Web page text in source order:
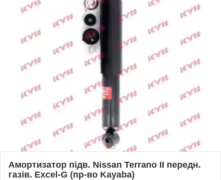
Амортизатор підв. Nissan Terrano II передн.
газів. Excel-G (пр-во Kayaba)